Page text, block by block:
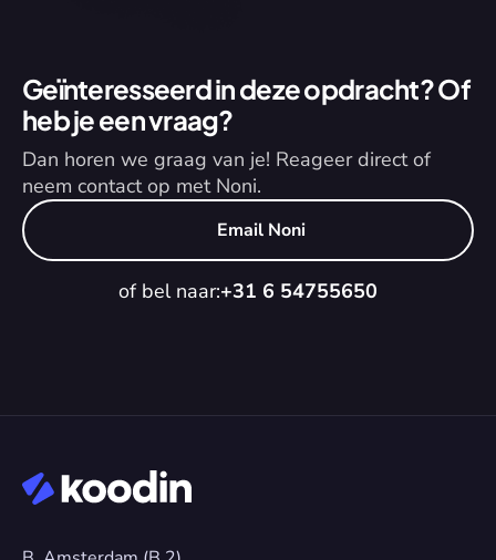
Geïnteresseerd in deze opdracht? Of
heb je een vraag?
Dan horen we graag van je! Reageer direct of
neem contact op met Noni.
Email Noni
of bel naar:+31 6 54755650